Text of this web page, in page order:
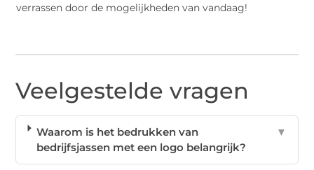
verrassen door de mogelijkheden van vandaag!
Veelgestelde vragen
Waarom is het bedrukken van
bedrijfsjassen met een logo belangrijk?
▼